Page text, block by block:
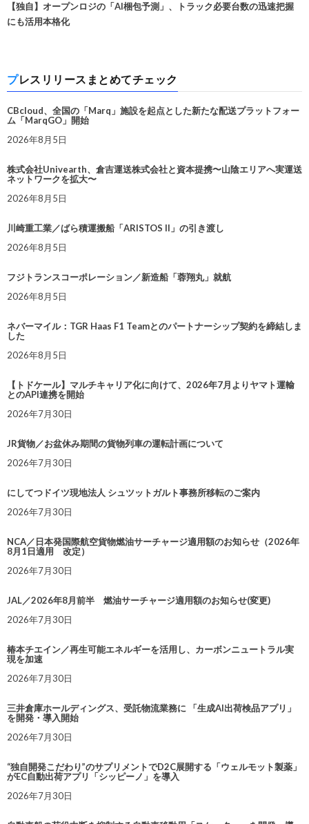
【独自】オープンロジの「AI梱包予測」、トラック必要台数の迅速把握
にも活用本格化
プレスリリースまとめてチェック
CBcloud、全国の「Marq」施設を起点とした新たな配送プラットフォー
ム「MarqGO」開始
2026年8月5日
株式会社Univearth、倉吉運送株式会社と資本提携〜山陰エリアへ実運送
ネットワークを拡大〜
2026年8月5日
川崎重工業／ばら積運搬船「ARISTOS II」の引き渡し
2026年8月5日
フジトランスコーポレーション／新造船「蓉翔丸」就航
2026年8月5日
ネバーマイル：TGR Haas F1 Teamとのパートナーシップ契約を締結しま
した
2026年8月5日
【トドケール】マルチキャリア化に向けて、2026年7月よりヤマト運輸
とのAPI連携を開始
2026年7月30日
JR貨物／お盆休み期間の貨物列車の運転計画について
2026年7月30日
にしてつドイツ現地法人 シュツットガルト事務所移転のご案内
2026年7月30日
NCA／日本発国際航空貨物燃油サーチャージ適用額のお知らせ（2026年
8月1日適用 改定）
2026年7月30日
JAL／2026年8月前半 燃油サーチャージ適用額のお知らせ(変更)
2026年7月30日
椿本チエイン／再生可能エネルギーを活用し、カーボンニュートラル実
現を加速
2026年7月30日
三井倉庫ホールディングス、受託物流業務に 「生成AI出荷検品アプリ」
を開発・導入開始
2026年7月30日
“独自開発こだわり”のサプリメントでD2C展開する「ウェルモット製薬」
がEC自動出荷アプリ「シッピーノ」を導入
2026年7月30日